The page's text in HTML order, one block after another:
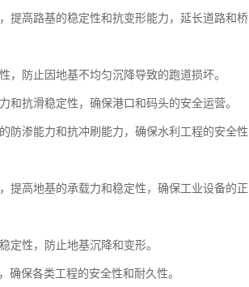
提高路基的稳定性和抗变形能力，延长道路和桥
防止因地基不均匀沉降导致的跑道损坏。
抗滑稳定性，确保港口和码头的安全运营。
防渗能力和抗冲刷能力，确保水利工程的安全性
提高地基的承载力和稳定性，确保工业设备的正
定性，防止地基沉降和变形。
保各类工程的安全性和耐久性。